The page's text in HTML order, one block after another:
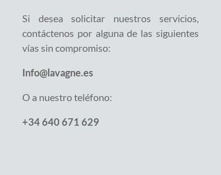
Si desea solicitar nuestros servicios,
contáctenos por alguna de las siguientes
vías sin compromiso:
Info@lavagne.es
O a nuestro teléfono:
+34 640 671 629